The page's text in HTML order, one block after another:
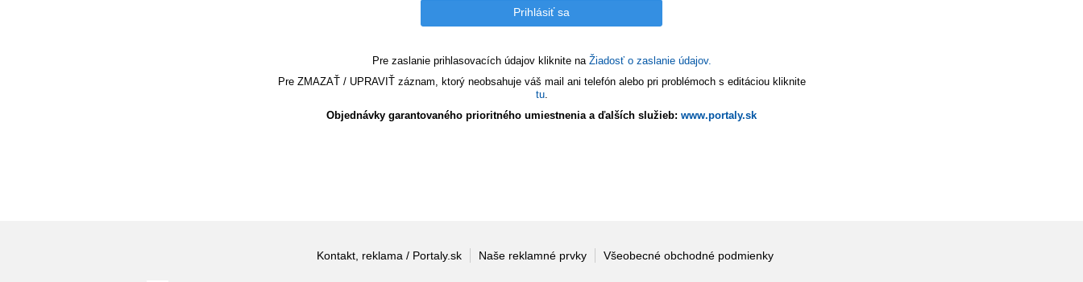
Pre zaslanie prihlasovacích údajov kliknite na Žiadosť o zaslanie údajov.
Pre ZMAZAŤ / UPRAVIŤ záznam, ktorý neobsahuje váš mail ani telefón alebo pri problémoch s editáciou kliknite
tu.
Objednávky garantovaného prioritného umiestnenia a ďalších služieb: www.portaly.sk
Kontakt, reklama / Portaly.sk Naše reklamné prvky Všeobecné obchodné podmienky